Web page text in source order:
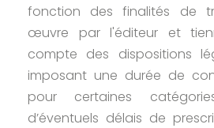
fonction des finalités de
œuvre par l'éditeur et
compte des dispositions
imposant une durée de
pour certaines
d’éventuels délais de